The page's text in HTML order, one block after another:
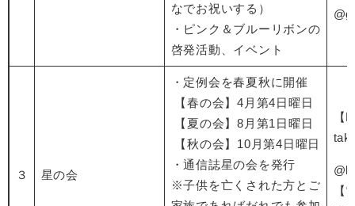
なでお祝いする）
・ピンク＆ブルーリボンの
啓発活動、イベント
３ 星の会
・定例会を春夏秋に開催
【春の会】4月第4日曜日
【夏の会】8月第1日曜日
【秋の会】10月第4日曜日
・通信誌星の会を発行
※子供を亡くされた方とご
【
【